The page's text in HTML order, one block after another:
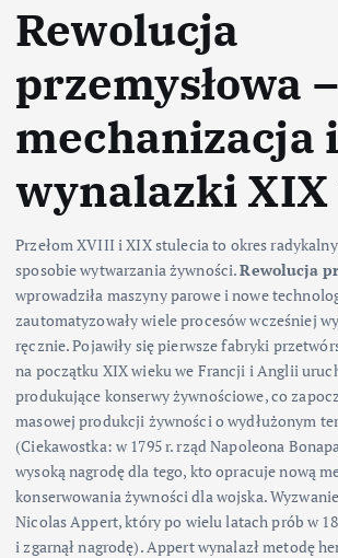
Rewolucja
przemysłowa –
mechanizacja i
wynalazki
Przełom XVIII i XIX stulecia to okres
sposobie wytwarzania żywności.Rewolucja
wprowadziła maszyny parowe i nowe
zautomatyzowały wiele procesów wcześniej
ręcznie. Pojawiły się pierwsze fabryki
na początku XIX wieku we Francji i Anglii
produkujące konserwy żywnościowe, co
masowej produkcji żywności o wydłużonym
(Ciekawostka: w 1795 r. rząd Napoleona
wysoką nagrodę dla tego, kto opracuje nową
konserwowania żywności dla wojska.
Nicolas Appert, który po wielu latach prób w
i zgarnął nagrodę). Appert wynalazł metodę